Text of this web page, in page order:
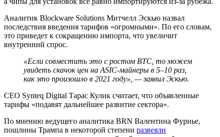
Аналитик Blockware Solutions Митчелл Эскью назвал
последствия введения тарифов «огромными». По его словам,
это приведет к сокращению импорта, что увеличит
внутренний спрос.
«Если совместить это с ростом BTC, то можем
увидеть скачок цен на ASIC-майнеры в 5–10 раз,
как это произошло в 2021 году», — заявил Эскью.
CEO Synteq Digital Тарас Кулик считает, что объявленные
тарифы «подавят дальнейшее развитие сектора».
По мнению ведущего аналитика BRN Валентина Фурнье,
пошлины Трампа в некоторой степени развеяли